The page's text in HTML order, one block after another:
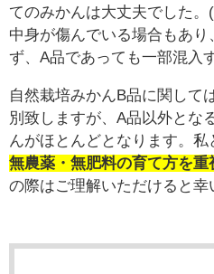
てのみかんは大丈夫でした
中身が傷んでいる場合もあ
ず、A品であっても一部混入
自然栽培みかんB品に関して
別致しますが、A品以外とな
んがほとんどとなります。私
無農薬・無肥料の育て方を重
の際はご理解いただけると幸